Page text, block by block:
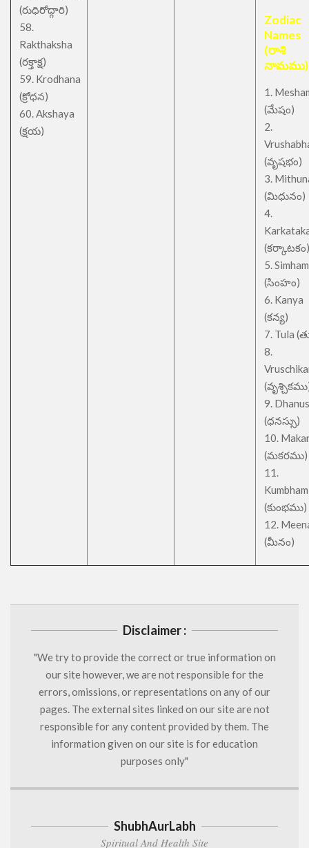
(రుధిరోద్గారి)
58.
Rakthaksha
(రక్తాక్ష)
59. Krodhana
(క్రోధన)
60. Akshaya
(క్షయ)
Zodiac
Names
(రాశి
నామము)
1.
(మేషం)
2.
(వృషభం)
3.
(మిధునం)
4.
(కర్కాటకం)
5. Simham
(సింహం)
6. Kanya
(కన్య)
7. Tula
8.
9.
(ధనస్సు)
10.
(మకరము)
11.
Kumbham
(కుంభము)
12.
(మీనం)
Disclaimer :
"We try to provide the correct or true information on
our site however, we are not responsible for the
errors, omissions, or representations on any of our
pages. The external sites linked on our site are not
responsible for any content provided by them. The
information given on our site is for education
purposes only"
ShubhAurLabh
Spiritual And Health Site